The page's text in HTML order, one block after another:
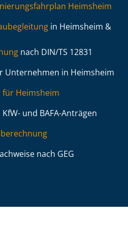
Heimsheim
in Heimsheim &
nach DIN/TS 12831
Unternehmen in Heimsheim
für Heimsheim
und BAFA-Anträgen
nach GEG